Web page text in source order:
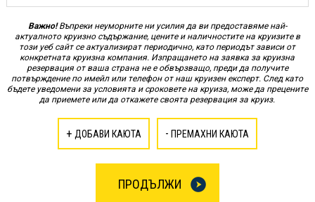
Важно!Въпреки неуморните ни усилия да ви предоставяме най-
актуалното круизно съдържание, цените и наличностите на круизите в
този уеб сайт се актуализират периодично, като периодът зависи от
конкретната круизна компания. Изпращането на заявка за круизна
резервация от ваша страна не е обвързващо, преди да получите
потвърждение по имейл или телефон от наш круизен експерт. След като
бъдете уведомени за условията и сроковете на круиза, може да прецените
да приемете или да откажете своята резервация за круиз.
+ ДОБАВИ КАЮТА - ПРЕМАХНИ КАЮТА
ПРОДЪЛЖИ